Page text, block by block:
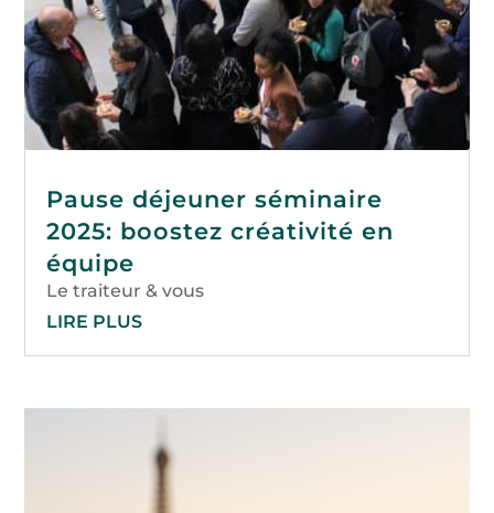
Pause déjeuner séminaire
2025: boostez créativité en
équipe
Le traiteur & vous
LIRE PLUS